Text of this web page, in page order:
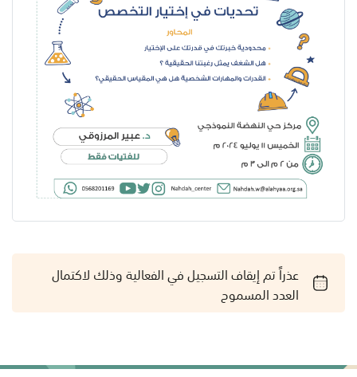
عذراً تم إيقاف التسجيل في الفعالية وذلك لاكتمال
العدد المسموح